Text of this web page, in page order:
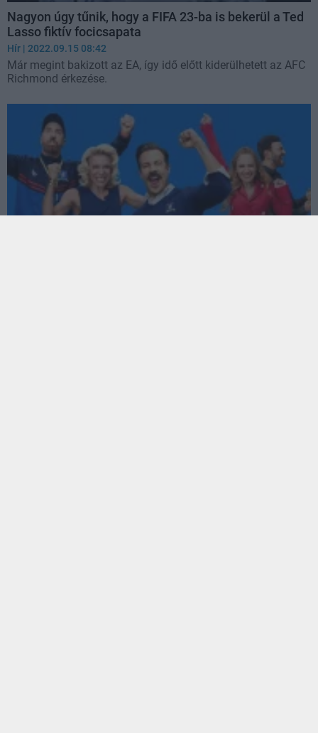
Nagyon úgy tűnik, hogy a FIFA 23-ba is bekerül a Ted
Lasso fiktív focicsapata
Hír | 2022.09.15 08:42
Már megint bakizott az EA, így idő előtt kiderülhetett az AFC
Richmond érkezése.